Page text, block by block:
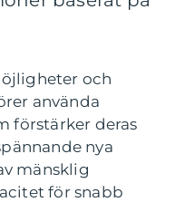
och
använda
förstärker deras
nya
mänsklig
för snabb